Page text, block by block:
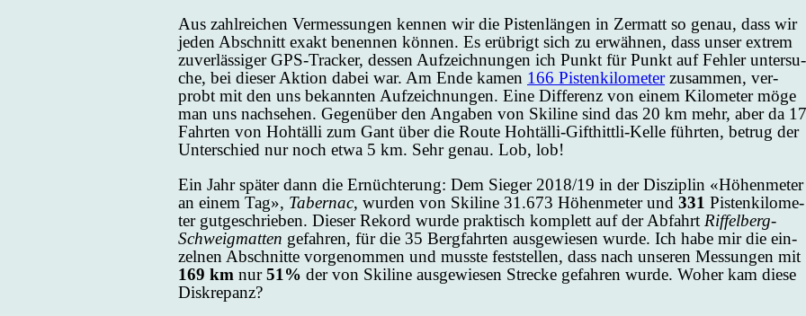
Aus zahl­rei­chen Ver­mes­sun­gen ken­nen wir die Pis­ten­län­gen in Zer­matt so ge­nau, dass wir
je­den Ab­schnitt ex­akt be­nen­nen kön­nen. Es er­üb­rigt sich zu er­wäh­nen, dass un­ser ex­trem
zu­ver­läs­si­ger GPS-Tra­cker, des­sen Auf­zeich­nun­gen ich Punkt für Punkt auf Feh­ler un­ter­su­
che, bei die­ser Ak­ti­on da­bei war. Am En­de ka­men 166 Pis­ten­ki­lo­me­terzu­sam­men, ver­
probt mit den uns be­kann­ten Auf­zeich­nun­gen. Ei­ne Dif­fe­renz von ei­nem Ki­lo­me­ter mö­ge
man uns nach­se­hen. Ge­gen­über den An­ga­ben von Ski­line sind das 20 km mehr, aber da 17
Fahr­ten von Hoh­täl­li zum Gant über die Rou­te Hohtälli-Gift­hittli-Kel­le führ­ten, be­trug der
Un­ter­schied nur noch et­wa 5 km. Sehr ge­nau. Lob, lob!
Ein Jahr spä­ter dann die Er­nüch­te­rung: Dem Sie­ger 2018/19 in der Dis­zi­plin «Hö­hen­me­ter
an ei­nem Tag», Ta­ber­nac, wur­den von Ski­line 31.673 Hö­hen­me­ter und 331 Pis­ten­ki­lo­me­
ter gut­ge­schrie­ben. Die­ser Re­kord wur­de prak­tisch kom­plett auf der Ab­fahrt Rif­fel­berg-
Schweig­mat­ten ge­fah­ren, für die 35 Berg­fahr­ten aus­ge­wie­sen wur­de. Ich ha­be mir die ein­
zel­nen Ab­schnit­te vor­ge­nom­men und muss­te fest­stel­len, dass nach un­se­ren Mes­sun­gen mit
169 km nur51% der von Ski­line aus­ge­wie­sen Stre­cke ge­fah­ren wur­de. Wo­her kam die­se
Dis­kre­panz?